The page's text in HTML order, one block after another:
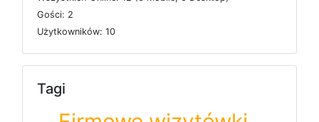
Gości: 2
Użytkowników: 10
Tagi